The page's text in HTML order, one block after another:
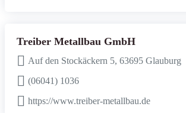
Treiber Metallbau GmbH
Auf den Stockäckern 5, 63695 Glauburg
(06041) 1036
https://www.treiber-metallbau.de